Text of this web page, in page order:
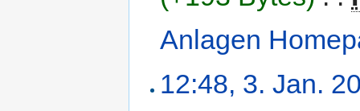
Anlagen
12:48, 3. Jan.